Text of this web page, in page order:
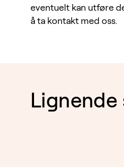
eventuelt kan utføre
å ta kontakt med oss.
Lignende